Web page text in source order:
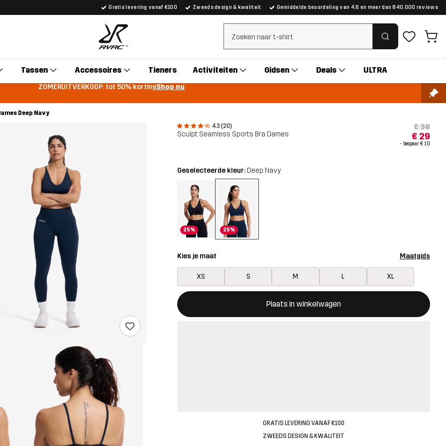
Gratis levering vanaf €100 Zweeds design & kwaliteit Gemiddelde beoordeling van 4.6 en meer dan 840.000 reviews
Zoeken wissen
Tassen Accessoires Tieners Activiteiten Gidsen Deals ULTRA
ZOMERUITVERKOOP: tot 50% kortingShop nu
Deep Navy
4.3 (20)
Sculpt Seamless Sports Bra Dames
€ 39
€ 29
- bespaar€ 10
Geselecteerde kleur: Deep Navy
25% 25%
Kies je maat Maatgids
XS S M L XL
Plaats in winkelwagen
Deze knop opent een modal met de bevestiging van een nieuw item in het
{{size}} niet beschikbaar
GRATIS LEVERING VANAF €100
ZWEEDS DESIGN & KWALITEIT